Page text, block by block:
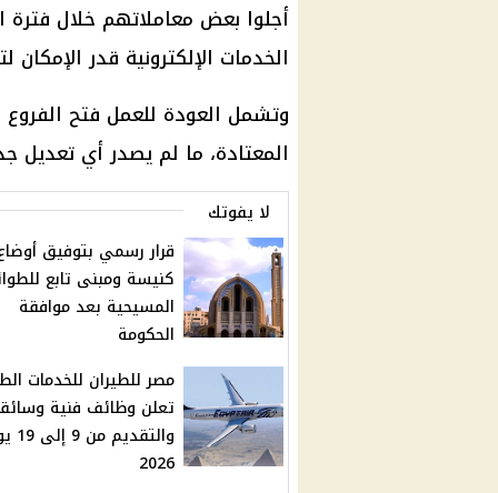
أجلوا بعض معاملاتهم خلال فترة
الخدمات الإلكترونية قدر الإمكان
وتشمل العودة للعمل فتح
المعتادة، ما لم يصدر أي تعديل
لا يفوتك
كنيسة ومبنى تابع
المسيحية بعد موافقة
الحكومة
مصر للطيران للخدمات
تعلن وظائف فنية
2026